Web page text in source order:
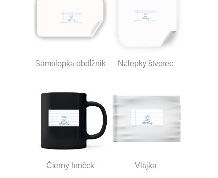
Samolepka obdĺžnik Nálepky štvorec
Čierny hrnček Vlajka